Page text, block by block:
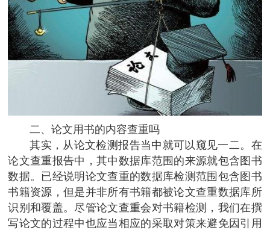
二、论文用书的内容查重吗
其实，从论文检测报告当中就可以窥见一二。在
论文查重报告中，其中数据库范围的来源就包含图书
数据。已经说明论文查重的数据库检测范围包含图书
书籍资源，但是并非所有书籍都被论文查重数据库所
识别和覆盖。尽管论文查重会对书籍检测，我们在撰
写论文的过程中也应当相应的采取对策来避免因引用